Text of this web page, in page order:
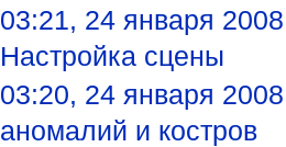
03:21, 24 января 2008
Настройка сцены
03:20, 24 января 2008
аномалий и костров‎